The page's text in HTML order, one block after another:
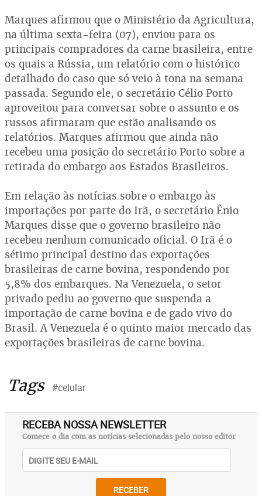
Marques afirmou que o Ministério da Agricultura,
na última sexta-feira (07), enviou para os
principais compradores da carne brasileira, entre
os quais a Rússia, um relatório com o histórico
detalhado do caso que só veio à tona na semana
passada. Segundo ele, o secretário Célio Porto
aproveitou para conversar sobre o assunto e os
russos afirmaram que estão analisando os
relatórios. Marques afirmou que ainda não
recebeu uma posição do secretário Porto sobre a
retirada do embargo aos Estados Brasileiros.
Em relação às notícias sobre o embargo às
importações por parte do Irã, o secretário Ênio
Marques disse que o governo brasileiro não
recebeu nenhum comunicado oficial. O Irã é o
sétimo principal destino das exportações
brasileiras de carne bovina, respondendo por
5,8% dos embarques. Na Venezuela, o setor
privado pediu ao governo que suspenda a
importação de carne bovina e de gado vivo do
Brasil. A Venezuela é o quinto maior mercado das
exportações brasileiras de carne bovina.
Tags #celular
RECEBA NOSSA NEWSLETTER
Comece o dia com as notícias selecionadas pelo nosso editor
RECEBER